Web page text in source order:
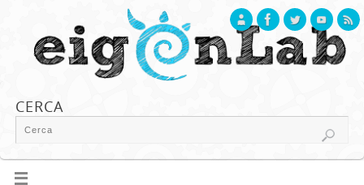
CERCA